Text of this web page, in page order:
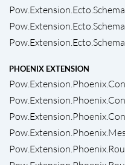
Pow.Extension.Ecto.Schema
PHOENIX EXTENSION